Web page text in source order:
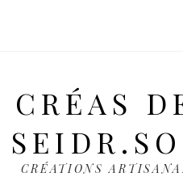
CRÉAS
CRÉATIONS